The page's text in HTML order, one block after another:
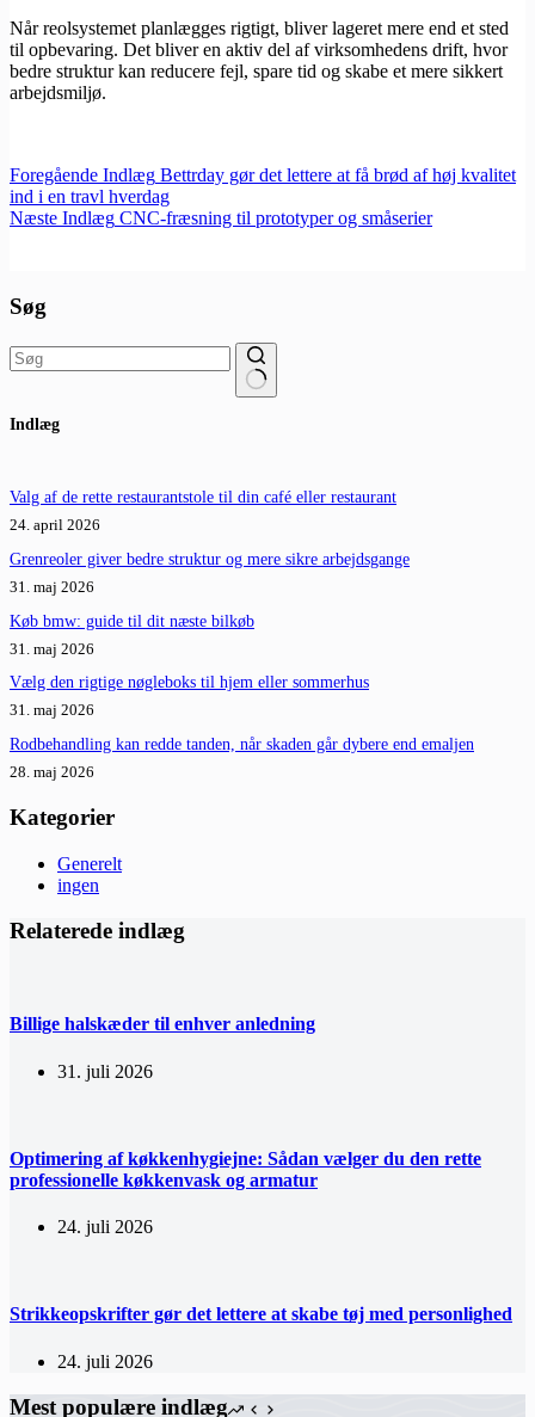
Når reolsystemet planlægges rigtigt, bliver lageret mere end et sted
til opbevaring. Det bliver en aktiv del af virksomhedens drift, hvor
bedre struktur kan reducere fejl, spare tid og skabe et mere sikkert
arbejdsmiljø.
Foregående Indlæg Bettrday gør det lettere at få brød af høj kvalitet
ind i en travl hverdag
Næste Indlæg CNC-fræsning til prototyper og småserier
Søg
resultater
Indlæg
Valg af de rette restaurantstole til din café eller restaurant
24. april 2026
Grenreoler giver bedre struktur og mere sikre arbejdsgange
31. maj 2026
Køb bmw: guide til dit næste bilkøb
31. maj 2026
Vælg den rigtige nøgleboks til hjem eller sommerhus
31. maj 2026
Rodbehandling kan redde tanden, når skaden går dybere end emaljen
28. maj 2026
Kategorier
Generelt
ingen
Relaterede indlæg
Billige halskæder til enhver anledning
31. juli 2026
Optimering af køkkenhygiejne: Sådan vælger du den rette
professionelle køkkenvask og armatur
24. juli 2026
Strikkeopskrifter gør det lettere at skabe tøj med personlighed
24. juli 2026
Mest populære indlæg